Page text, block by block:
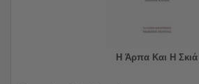
Η Άρπα Και Η Σκιά